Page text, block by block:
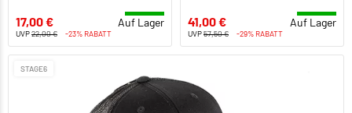
17,00 € Auf Lager
UVP22,00 € -23% RABATT
STAGE6
41,00 € Auf Lager
UVP57,50 € -29% RABATT